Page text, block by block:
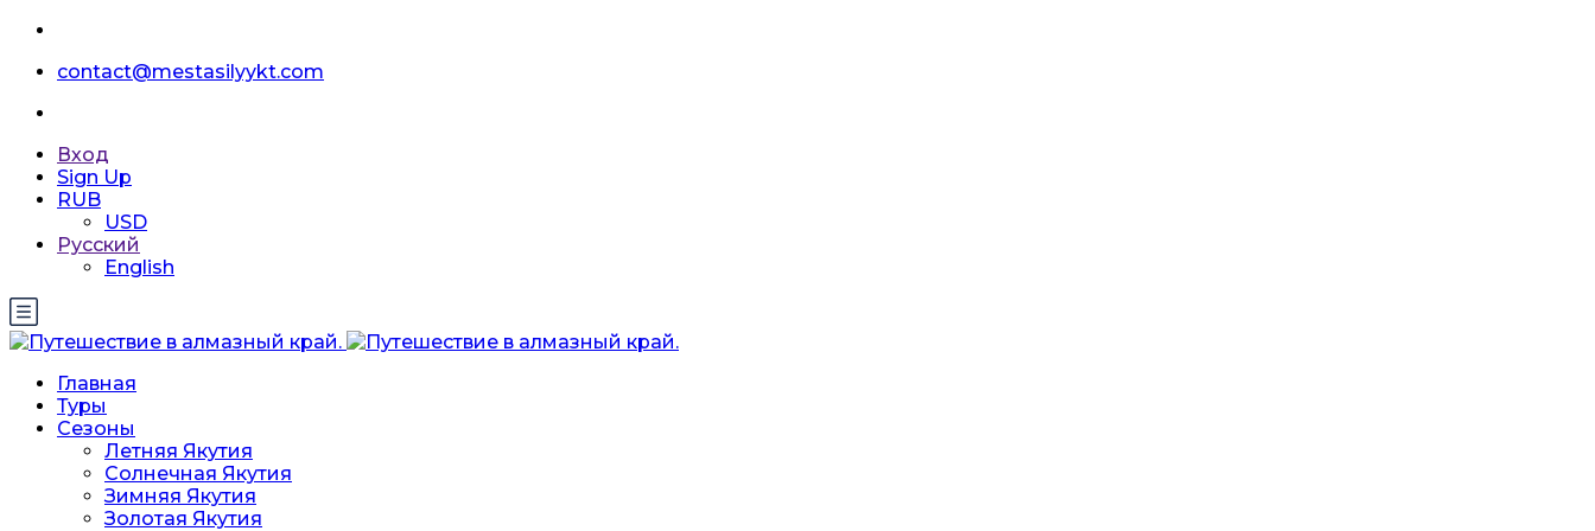
contact@mestasilyykt.com
Вход
Sign Up
RUB
USD
Русский
English
Главная
Туры
Сезоны
Летняя Якутия
Солнечная Якутия
Зимняя Якутия
Золотая Якутия